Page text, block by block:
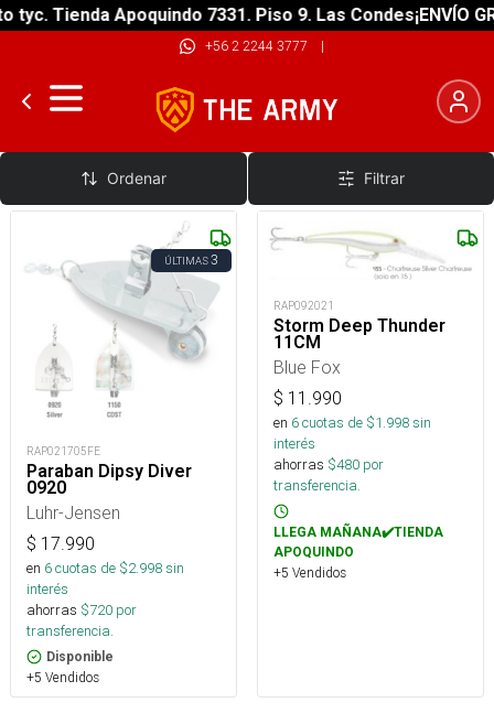
Tienda Apoquindo 7331. Piso 9. Las Condes¡ENVÍO
+56 2 2244 3777 |
De Trolling
Ordenar Filtrar
ÚLTIMAS3
RAP021705FE
Paraban Dipsy Diver
0920
Luhr-Jensen
$ 17.990
en 6cuotas de $2.998sin
interés
ahorras $720 por
transferencia.
Disponible
+5 Vendidos
RAP092021
Storm Deep Thunder
11CM
Blue Fox
$ 11.990
en 6cuotas de $1.998sin
interés
ahorras $480 por
transferencia.
LLEGA MAÑANA✔️TIENDA
APOQUINDO
+5 Vendidos